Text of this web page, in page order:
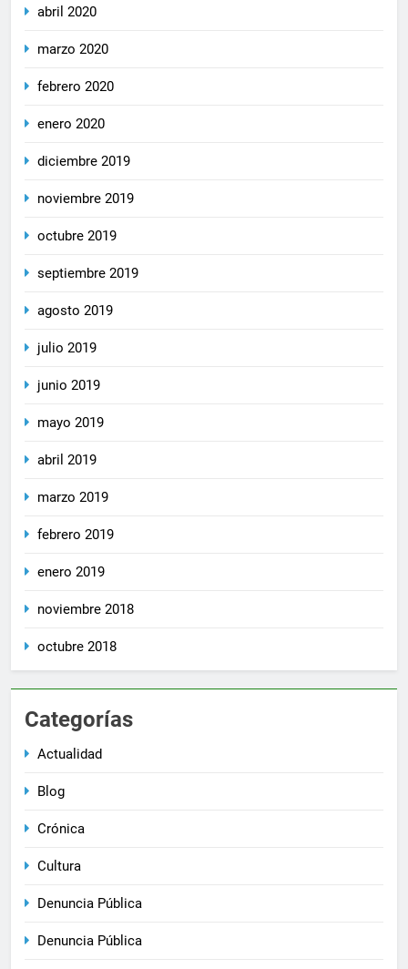
abril 2020
marzo 2020
febrero 2020
enero 2020
diciembre 2019
noviembre 2019
octubre 2019
septiembre 2019
agosto 2019
julio 2019
junio 2019
mayo 2019
abril 2019
marzo 2019
febrero 2019
enero 2019
noviembre 2018
octubre 2018
Categorías
Actualidad
Blog
Crónica
Cultura
Denuncia Pública
Denuncia Pública